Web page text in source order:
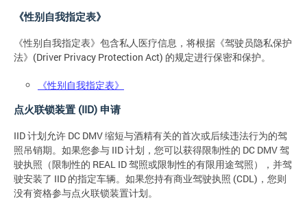
《性别自我指定表》
《性别自我指定表》包含私人医疗信息，将根据《驾驶员隐私保护
法》(Driver Privacy Protection Act) 的规定进行保密和保护。
《性别自我指定表》
点火联锁装置 (IID) 申请
IID 计划允许 DC DMV 缩短与酒精有关的首次或后续违法行为的驾
照吊销期。如果您参与 IID 计划，您可以获得限制性的 DC DMV 驾
驶执照（限制性的 REAL ID 驾照或限制性的有限用途驾照），并驾
驶安装了 IID 的指定车辆。如果您持有商业驾驶执照 (CDL)，您则
没有资格参与点火联锁装置计划。